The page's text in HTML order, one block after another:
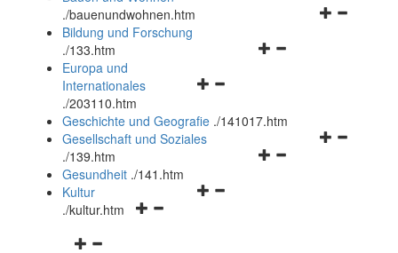
./bauenundwohnen.htm
Navigationsmenü
Bildung und Forschung
./133.htm
Navigationsmenü
und
schließen
Europa und
Internationales
./203110.htm
Geschichte und Geografie ./141017.htm
Navigationsmenü
Gesellschaft und Soziales
./139.htm
Navigationsmenü
Gesundheit ./141.htm
Navigationsmenü
Kultur
./kultur.htm
Navigationsmenü